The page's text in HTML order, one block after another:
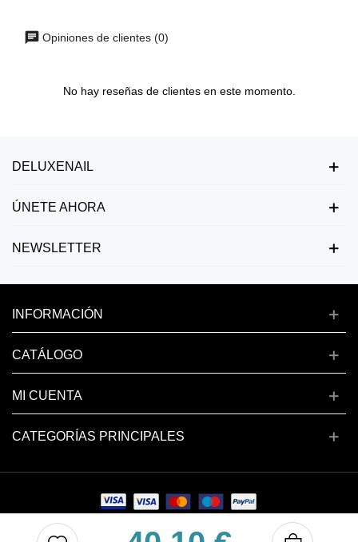
Opiniones de clientes (0)
No hay reseñas de clientes en este momento.
DELUXENAIL
ÚNETE AHORA
NEWSLETTER
INFORMACIÓN
CATÁLOGO
MI CUENTA
CATEGORÍAS PRINCIPALES
Copyright © 2024 deluxenail.es